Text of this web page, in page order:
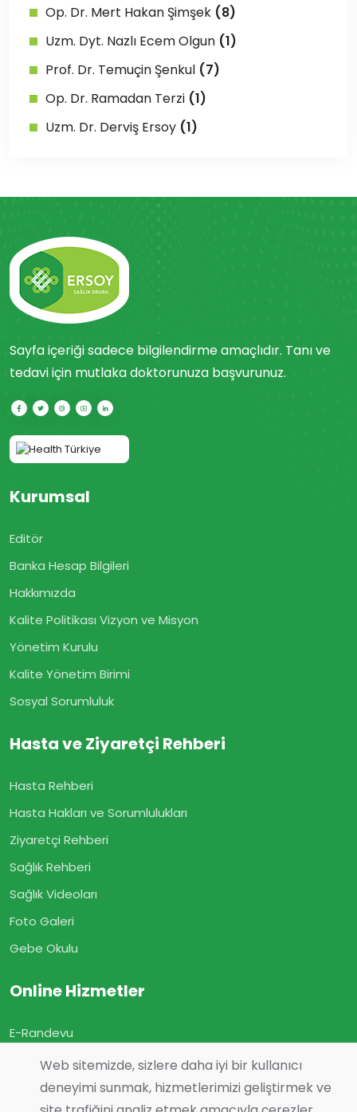
Web sitemizde, sizlere daha iyi bir kullanıcı
deneyimi sunmak, hizmetlerimizi geliştirmek ve
Op. Dr. Mert Hakan Şimşek (8)
Uzm. Dyt. Nazlı Ecem Olgun (1)
Prof. Dr. Temuçin Şenkul (7)
Op. Dr. Ramadan Terzi (1)
Uzm. Dr. Derviş Ersoy (1)
Sayfa içeriği sadece bilgilendirme amaçlıdır. Tanı ve
tedavi için mutlaka doktorunuza başvurunuz.
Kurumsal
Editör
Banka Hesap Bilgileri
Hakkımızda
Kalite Politikası Vizyon ve Misyon
Yönetim Kurulu
Kalite Yönetim Birimi
Sosyal Sorumluluk
Hasta ve Ziyaretçi Rehberi
Hasta Rehberi
Hasta Hakları ve Sorumlulukları
Ziyaretçi Rehberi
Sağlık Rehberi
Sağlık Videoları
Foto Galeri
Gebe Okulu
Online Hizmetler
E-Randevu
E-Sonuç
E-Geçmiş Olsun